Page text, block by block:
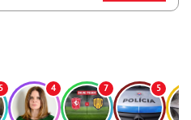
5 4 7 5